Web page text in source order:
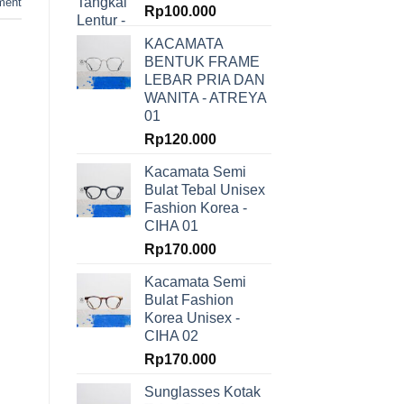
Rp100.000
KACAMATA
BENTUK FRAME
LEBAR PRIA DAN
WANITA - ATREYA
01
Rp120.000
Kacamata Semi
Bulat Tebal Unisex
Fashion Korea -
CIHA 01
Rp170.000
Kacamata Semi
Bulat Fashion
Korea Unisex -
CIHA 02
Rp170.000
Sunglasses Kotak